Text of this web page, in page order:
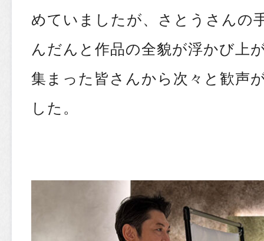
めていましたが、さとうさんの
んだんと作品の全貌が浮かび上
集まった皆さんから次々と歓声
した。